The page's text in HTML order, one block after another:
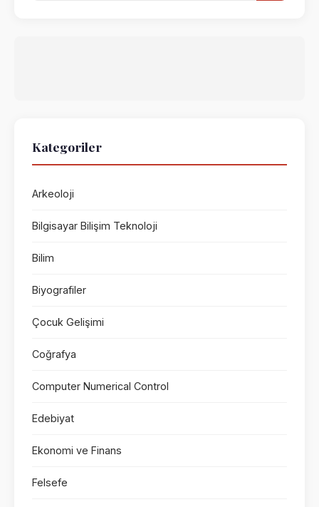
Kategoriler
Arkeoloji
Bilgisayar Bilişim Teknoloji
Bilim
Biyografiler
Çocuk Gelişimi
Coğrafya
Computer Numerical Control
Edebiyat
Ekonomi ve Finans
Felsefe